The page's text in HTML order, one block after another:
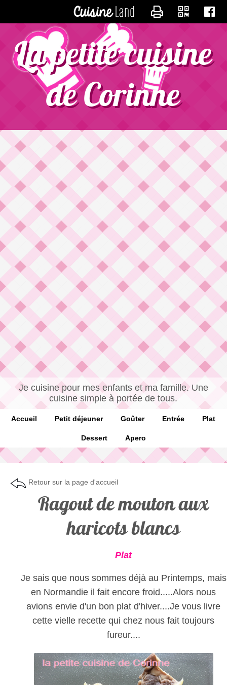
La petite cuisine
de Corinne
Je cuisine pour mes enfants et ma famille. Une
cuisine simple à portée de tous.
Accueil Petit déjeuner Goûter Entrée Plat
Dessert Apero
Retour sur la page d'accueil
Ragout de mouton aux
haricots blancs
Plat
Je sais que nous sommes déjà au Printemps, mais
en Normandie il fait encore froid.....Alors nous
avions envie d'un bon plat d'hiver....Je vous livre
cette vielle recette qui chez nous fait toujours
fureur....
CONTACTER